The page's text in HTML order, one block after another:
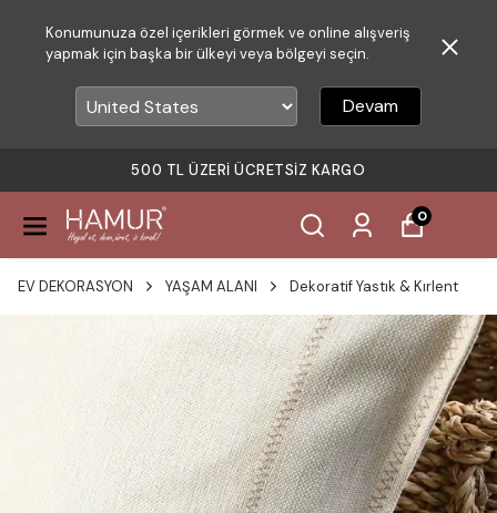
Konumunuza özel içerikleri görmek ve online alışveriş
yapmak için başka bir ülkeyi veya bölgeyi seçin.
Devam
500 TL ÜZERI ÜCRETSIZ KARGO
0
EV DEKORASYON YAŞAM ALANI Dekoratif Yastık & Kırlent